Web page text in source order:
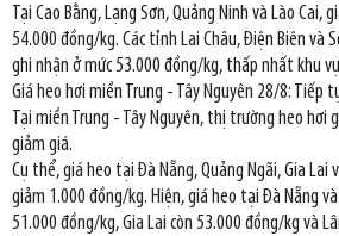
Tại Cao Bằng, Lạng Sơn, Quảng Ninh và Lào Cai,
54.000 đồng/kg. Các tỉnh Lai Châu, Điện Biên và
ghi nhận ở mức 53.000 đồng/kg, thấp nhất khu
Giá heo hơi miền Trung - Tây Nguyên 28/8: Tiếp
Tại miền Trung - Tây Nguyên, thị trường heo hơi
giảm giá.
Cụ thể, giá heo tại Đà Nẵng, Quảng Ngãi, Gia Lai
giảm 1.000 đồng/kg. Hiện, giá heo tại Đà Nẵng
51.000 đồng/kg, Gia Lai còn 53.000 đồng/kg và